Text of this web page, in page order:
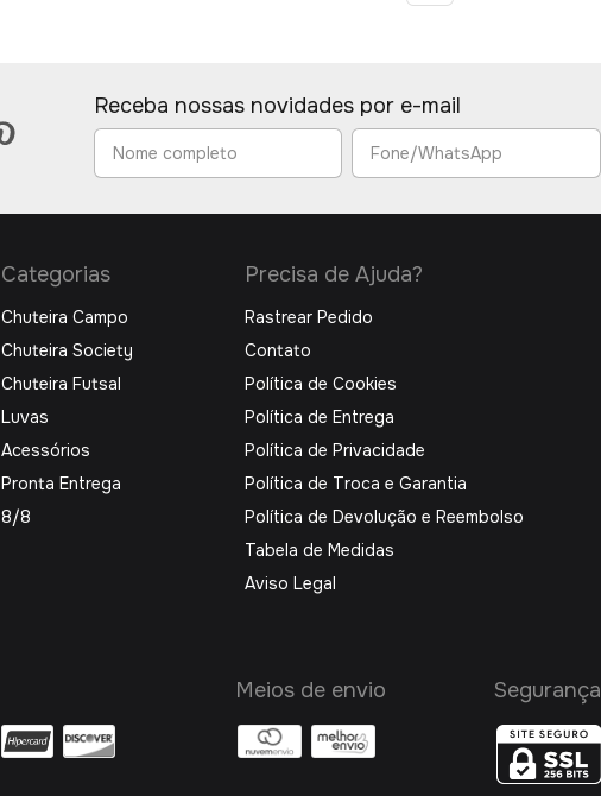
Receba nossas novidades por e-mail
Categorias
Chuteira Campo
Chuteira Society
Chuteira Futsal
Luvas
Acessórios
Pronta Entrega
8/8
Precisa de Ajuda?
Rastrear Pedido
Contato
Política de Cookies
Política de Entrega
Política de Privacidade
Política de Troca e Garantia
Política de Devolução e Reembolso
Tabela de Medidas
Aviso Legal
Meios de envio Segurança